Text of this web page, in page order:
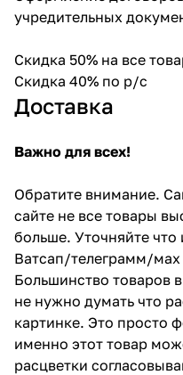
учредительных
Скидка 50% на все
Скидка 40% по р/с
Доставка
Важно для всех!
Обратите внимание.
сайте не все товары
больше. Уточняйте
Ватсап/телеграмм/мах
Большинство товаров
не нужно думать что
картинке. Это просто
именно этот товар
расцветки